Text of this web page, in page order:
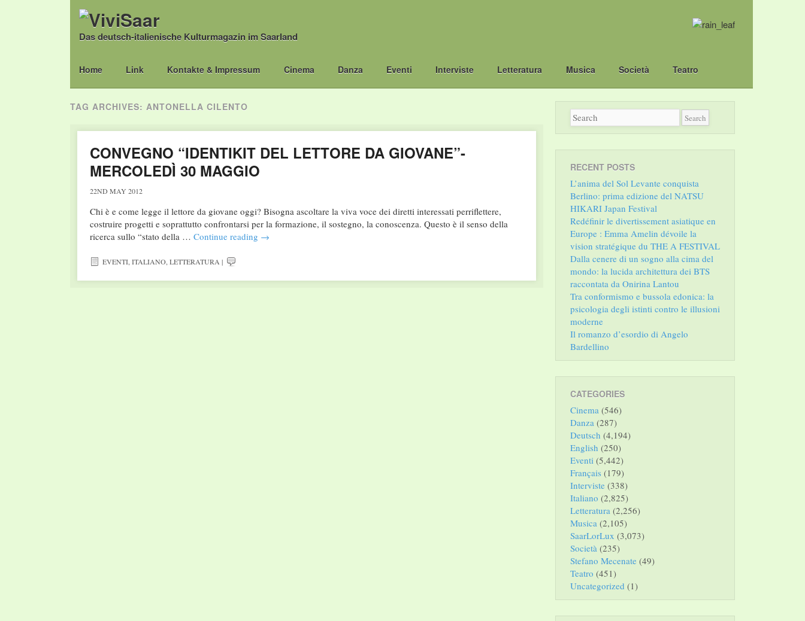
Das deutsch-italienische Kulturmagazin im Saarland
Main menu
Skip
Home Link Kontakte & Impressum Cinema Danza Eventi Interviste Letteratura Musica Società Teatro
TAG ARCHIVES: ANTONELLA CILENTO
CONVEGNO “IDENTIKIT DEL LETTORE DA GIOVANE”-
MERCOLEDÌ 30 MAGGIO
22ND MAY 2012
Chi è e come legge il lettore da giovane oggi? Bisogna ascoltare la viva voce dei diretti interessati perriflettere,
costruire progetti e soprattutto confrontarsi per la formazione, il sostegno, la conoscenza. Questo è il senso della
ricerca sullo “stato della … Continue reading →
EVENTI,ITALIANO,LETTERATURA |
RECENT POSTS
L’anima del Sol Levante conquista
Berlino: prima edizione del NATSU
HIKARI Japan Festival
Redéfinir le divertissement asiatique en
Europe : Emma Amelin dévoile la
vision stratégique du THE A FESTIVAL
Dalla cenere di un sogno alla cima del
mondo: la lucida architettura dei BTS
raccontata da Onirina Lantou
Tra conformismo e bussola edonica: la
psicologia degli istinti contro le illusioni
moderne
Il romanzo d’esordio di Angelo
Bardellino
CATEGORIES
Cinema (546)
Danza (287)
Deutsch (4,194)
English (250)
Eventi (5,442)
Français (179)
Interviste (338)
Italiano (2,825)
Letteratura (2,256)
Musica (2,105)
SaarLorLux (3,073)
Società (235)
Stefano Mecenate (49)
Teatro (451)
Uncategorized (1)